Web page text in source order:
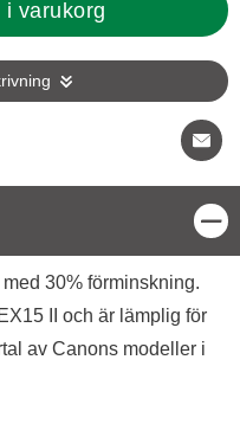
i varukorg
30% förminskning.
II och är lämplig för
av Canons modeller i